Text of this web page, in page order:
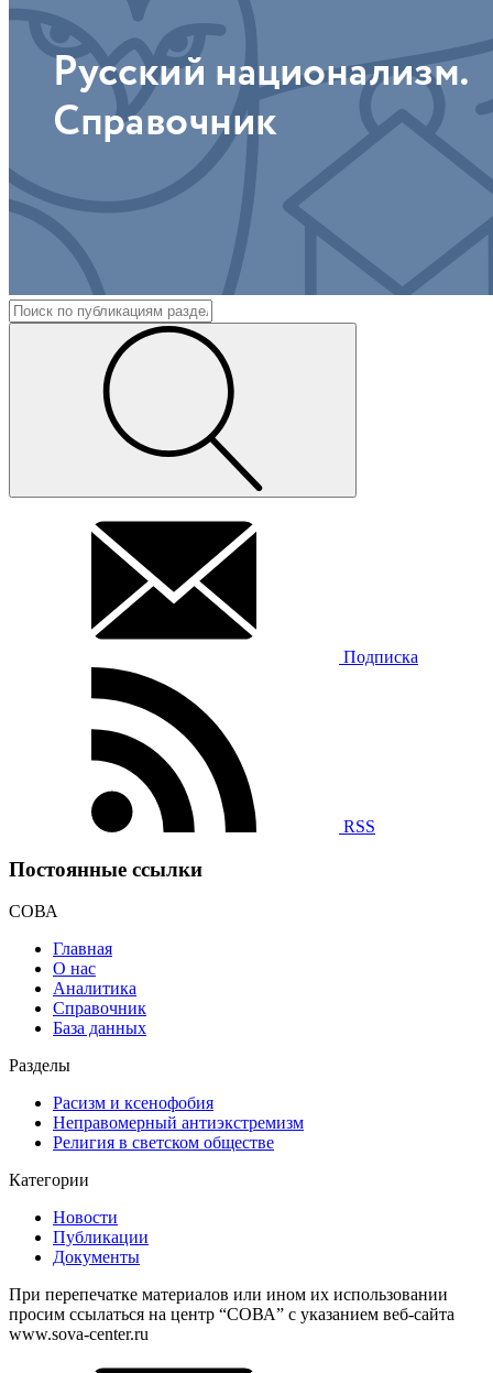
Подписка
RSS
Постоянные ссылки
СОВА
Главная
О нас
Аналитика
Справочник
База данных
Разделы
Расизм и ксенофобия
Неправомерный антиэкстремизм
Религия в светском обществе
Категории
Новости
Публикации
Документы
При перепечатке материалов или ином их использовании
просим ссылаться на центр “СОВА” с указанием веб-сайта
www.sova-center.ru